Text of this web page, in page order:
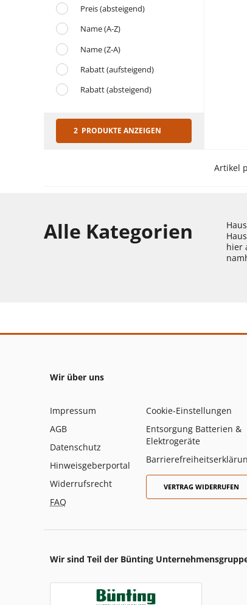
Preis (absteigend)
Name (A-Z)
Name (Z-A)
Rabatt (aufsteigend)
Rabatt (absteigend)
2 PRODUKTE ANZEIGEN
Artikel
Alle Kategorien
hier
Wir über uns
Impressum
AGB
Datenschutz
Hinweisgeberportal
Widerrufsrecht
FAQ
Cookie-Einstellungen
Entsorgung Batterien &
Elektrogeräte
VERTRAG WIDERRUFEN
Wir sind Teil der Bünting